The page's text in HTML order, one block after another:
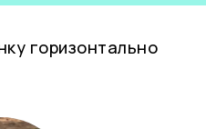
горизонтально